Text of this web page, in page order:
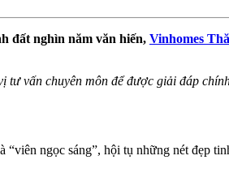
đất nghìn năm văn hiến, Vinhomes
tư vấn chuyên môn để được giải đáp
“viên ngọc sáng”, hội tụ những nét đẹp